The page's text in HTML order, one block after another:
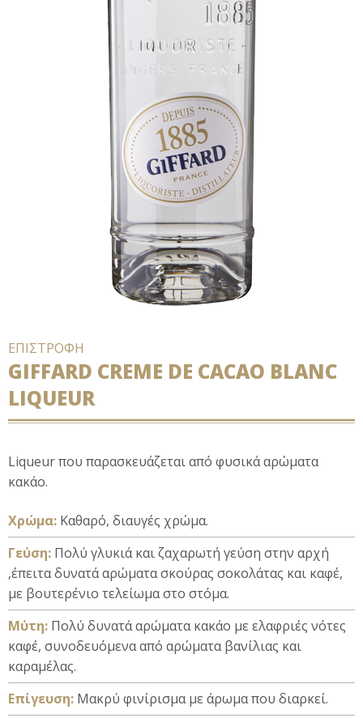
ΕΠΙΣΤΡΟΦΗ
GIFFARD CREME DE CACAO BLANC
LIQUEUR
Liqueur που παρασκευάζεται από φυσικά αρώματα
κακάο.
Xρώμα: Καθαρό, διαυγές χρώμα.
Γεύση: Πολύ γλυκιά και ζαχαρωτή γεύση στην αρχή
,έπειτα δυνατά αρώματα σκούρας σοκολάτας και καφέ,
με βουτερένιο τελείωμα στο στόμα.
Μύτη: Πολύ δυνατά αρώματα κακάο με ελαφριές νότες
καφέ, συνοδευόμενα από αρώματα βανίλιας και
καραμέλας.
Επίγευση: Μακρύ φινίρισμα με άρωμα που διαρκεί.